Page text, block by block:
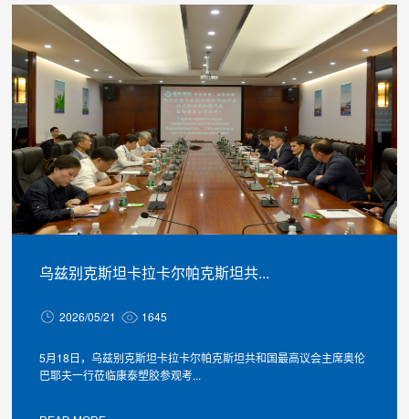
乌兹别克斯坦卡拉卡尔帕克斯坦共...
2026/05/21 1645
5月18日，乌兹别克斯坦卡拉卡尔帕克斯坦共和国最高议会主席奥伦
巴耶夫一行莅临康泰塑胶参观考...